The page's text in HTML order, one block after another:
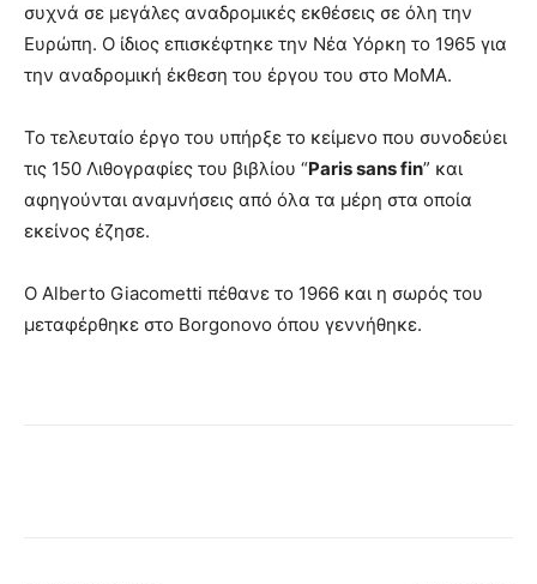
συχνά σε μεγάλες αναδρομικές εκθέσεις σε όλη την
Ευρώπη. Ο ίδιος επισκέφτηκε την Νέα Υόρκη το 1965 για
την αναδρομική έκθεση του έργου του στο ΜοΜΑ.
Το τελευταίο έργο του υπήρξε το κείμενο που συνοδεύει
τις 150 Λιθογραφίες του βιβλίου “Paris sans fin” και
αφηγούνται αναμνήσεις από όλα τα μέρη στα οποία
εκείνος έζησε.
Ο Alberto Giacometti πέθανε το 1966 και η σωρός του
μεταφέρθηκε στο Borgonovo όπου γεννήθηκε.